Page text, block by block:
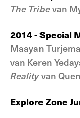
The Tribevan
2014 - Special
Maayan
van Keren
Realityvan
Explore Zone